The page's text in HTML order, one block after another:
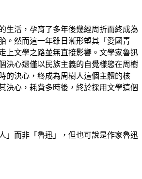
生活，孕育了多年後幾經周折而終成為
然而這一年雖日漸形塑其「愛國青
上文學之路並無直接影響。文學家魯迅
決心還僅以民族主義的自覺樣態在周樹
的決心，終成為周樹人這個主體的核
決心，耗費多時後，終於採用文學這個
」而非「魯迅」，但也可說是作家魯迅